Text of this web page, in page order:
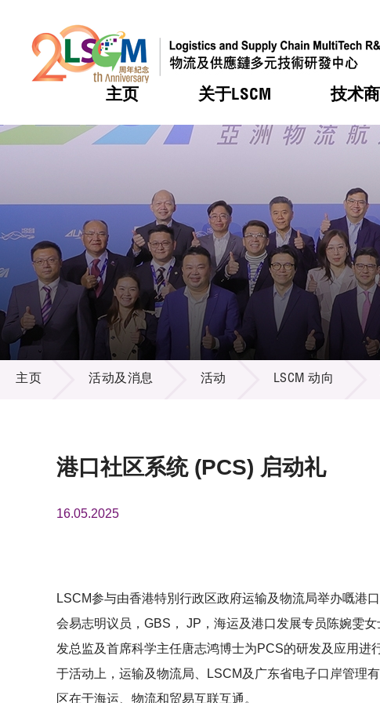
主页 关于LSCM
热门 机构简介
组织架构
组织架构
董事局
研究顾问
招标通告
技术
热门 服务
可获授权
应用于公共
重点项目
热门 合作计划
资助计划
资助计划
税务优惠
申请
评审
征求研发项
项目资料库
热门 活动
奖项
新闻中心
媒体报导
新闻稿
资讯中心
多媒体
出版刊物
热门 会籍及服务
会员列表
会员登入
活动及消息
主页 活动及消息 活动 LSCM 动向
港口社区系统 (PCS) 启动礼
16.05.2025
LSCM参与由香港特別行政区政府运输及物流局举办嘅港
会易志明议员，GBS， JP，海运及港口发展专员陈婉雯
发总监及首席科学主任唐志鸿博士为PCS的研发及应用进
于活动上，运输及物流局、LSCM及广东省电子口岸管理
区在于海运、物流和贸易互联互通。